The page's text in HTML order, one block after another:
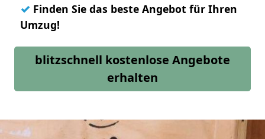
✓ Finden Sie das beste Angebot für Ihren
Umzug!
blitzschnell kostenlose Angebote
erhalten